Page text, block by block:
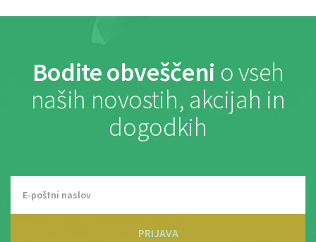
Bodite obveščeni o vseh
naših novostih, akcijah in
dogodkih
PRIJAVA